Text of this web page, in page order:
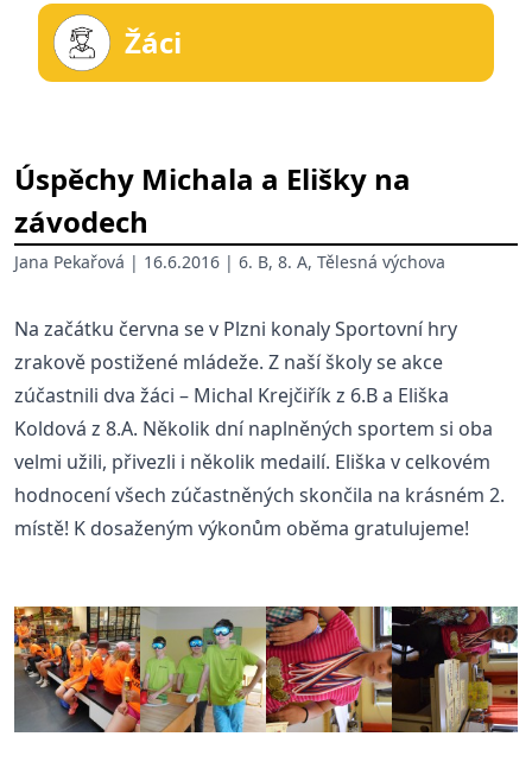
Žáci
Úspěchy Michala a Elišky na
závodech
Jana Pekařová | 16.6.2016 | 6. B, 8. A, Tělesná výchova
Na začátku června se v Plzni konaly Sportovní hry
zrakově postižené mládeže. Z naší školy se akce
zúčastnili dva žáci – Michal Krejčiřík z 6.B a Eliška
Koldová z 8.A. Několik dní naplněných sportem si oba
velmi užili, přivezli i několik medailí. Eliška v celkovém
hodnocení všech zúčastněných skončila na krásném 2.
místě! K dosaženým výkonům oběma gratulujeme!